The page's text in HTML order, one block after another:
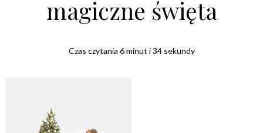
magiczne święta
Czas czytania 6 minut i 34 sekundy